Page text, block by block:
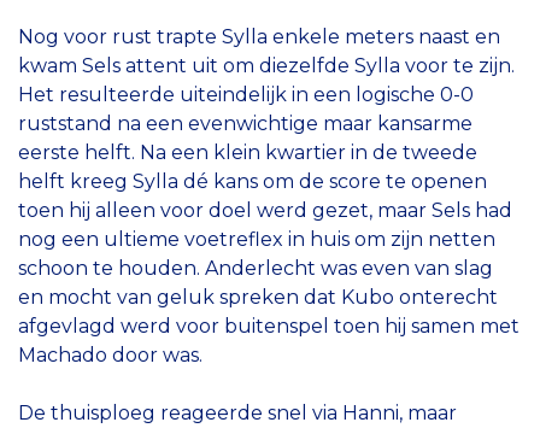
Nog voor rust trapte Sylla enkele meters naast en
kwam Sels attent uit om diezelfde Sylla voor te zijn.
Het resulteerde uiteindelijk in een logische 0-0
ruststand na een evenwichtige maar kansarme
eerste helft. Na een klein kwartier in de tweede
helft kreeg Sylla dé kans om de score te openen
toen hij alleen voor doel werd gezet, maar Sels had
nog een ultieme voetreflex in huis om zijn netten
schoon te houden. Anderlecht was even van slag
en mocht van geluk spreken dat Kubo onterecht
afgevlagd werd voor buitenspel toen hij samen met
Machado door was.
De thuisploeg reageerde snel via Hanni, maar